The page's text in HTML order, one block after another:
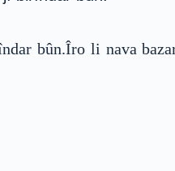
bûn.Îro li nava